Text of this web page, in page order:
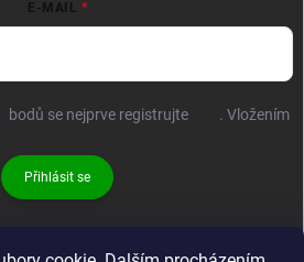
E-MAIL
bodů se nejprve registrujte
. Vložením
Přihlásit se